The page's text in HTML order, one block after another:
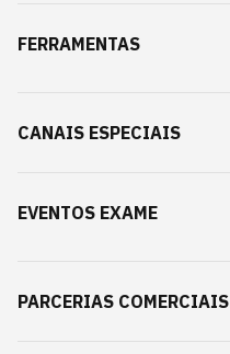
FERRAMENTAS
CANAIS ESPECIAIS
EVENTOS EXAME
PARCERIAS COMERCIAIS